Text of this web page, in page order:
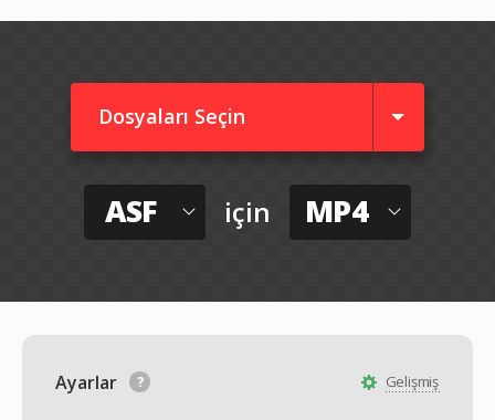
Dosyaları Seçin
ASF için MP4
Gelişmiş
Ayarlar